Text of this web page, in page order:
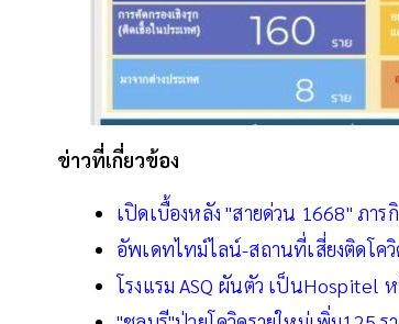
ข่าวที่เกี่ยวข้อง
เปิดเบื้องหลัง "สายด่วน 1668" ภาร
อัพเดทไทม์ไลน์-สถานที่เสี่ยงติดโค
โรงแรม ASQ ผันตัว เป็นHospitel